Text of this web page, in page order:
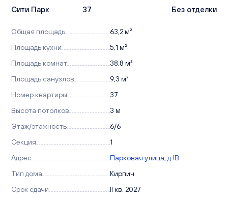
Сити Парк 37 Без отделки
Общая площадь
63,2 м²
Площадь кухни
5,1 м²
Площадь комнат
38,8 м²
Площадь санузлов
9,3 м²
Номер квартиры
37
Высота потолков
3 м
Этаж/этажность
6/6
Секция
1
Адрес
Парковая улица, д.1В
Тип дома
Кирпич
Срок сдачи
II кв. 2027